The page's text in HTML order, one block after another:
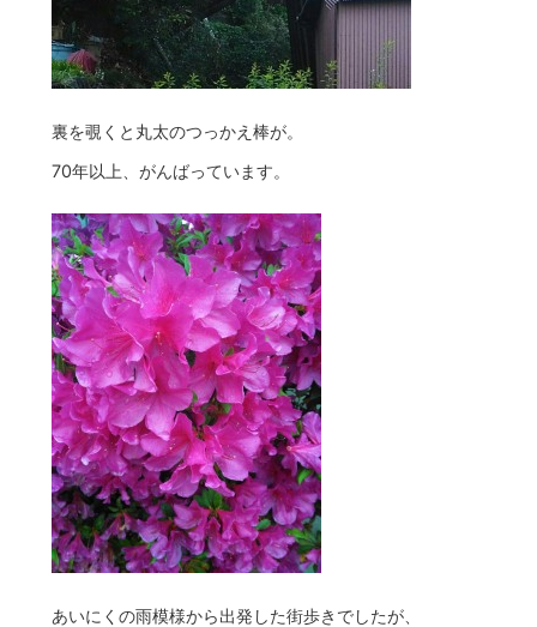
裏を覗くと丸太のつっかえ棒が。
70年以上、がんばっています。
あいにくの雨模様から出発した街歩きでしたが、